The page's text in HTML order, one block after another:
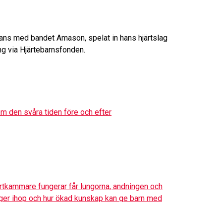
med bandet Amason, spelat in hans hjärtslag
via Hjärtebarnsfonden.
den svåra tiden före och efter
fungerar får lungorna, andningen och
ihop och hur ökad kunskap kan ge barn med